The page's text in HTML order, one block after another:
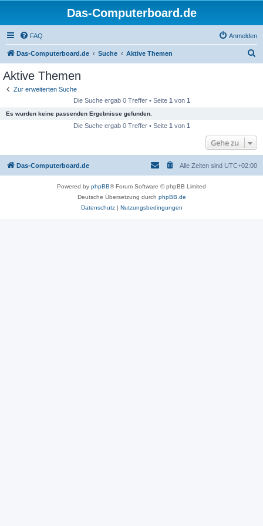
Das-Computerboard.de
FAQ Anmelden
Das-Computerboard.de Suche Aktive Themen
Aktive Themen
Zur erweiterten Suche
Die Suche ergab 0 Treffer • Seite 1 von 1
Es wurden keine passenden Ergebnisse gefunden.
Die Suche ergab 0 Treffer • Seite 1 von 1
Gehe zu
Das-Computerboard.de Alle Zeiten sind UTC+02:00
Powered by phpBB® Forum Software © phpBB Limited
Deutsche Übersetzung durch phpBB.de
Datenschutz| Nutzungsbedingungen